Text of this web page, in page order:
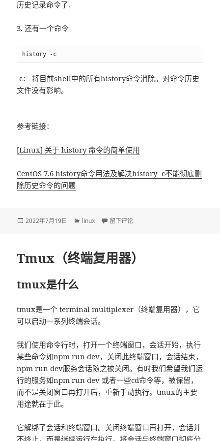
历史记录命令了.
3. 还有一个命令
history -c
-c： 将目前shell中的所有history命令消除。对命令历史
文件没有影响。
参考链接：
[Linux] 关于 history 命令的简单使用
CentOS 7.6 history命令用法及解决history -c不能彻底删
除历史命令的问题
发
2022年7月19日
分
linux 于关于 history 命令的简单使用
留下评论
Tmux（终端复用器）
tmux是什么
tmux是一个 terminal multiplexer（终端复用器），它
可以启动一系列终端会话。
我们使用命令行时，打开一个终端窗口，会话开始，执行
某些命令如npm run dev，关闭此终端窗口，会话结束，
npm run dev服务会话随之被关闭。有时我们希望我们运
行的服务如npm run dev 或者一些cd命令等，被保留，
而不是关闭窗口再打开后，重新手动执行。tmux的主要
用途就在于此。
它解绑了会话和终端窗口。关闭终端窗口再打开，会话并